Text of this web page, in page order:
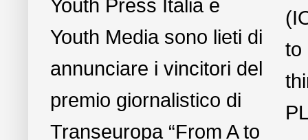
Youth Press Italia e
Youth Media sono lieti di
annunciare i vincitori del
premio giornalistico di
Transeuropa “From A to
to